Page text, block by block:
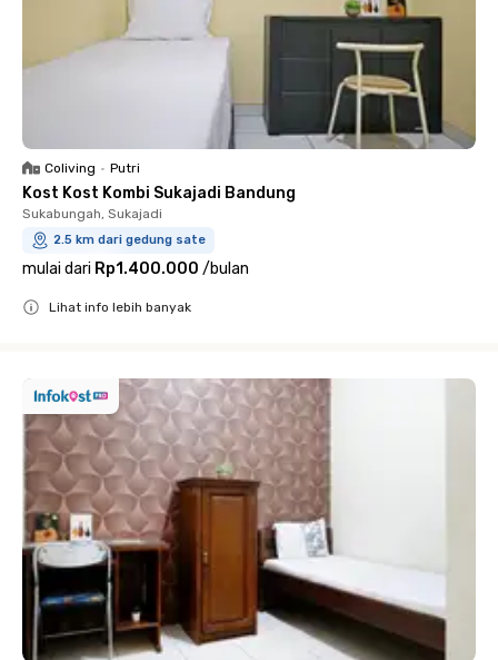
Coliving • Putri
Kost Kost Kombi Sukajadi Bandung
Sukabungah, Sukajadi
2.5 km dari gedung sate
mulai dari Rp1.400.000 /bulan
Lihat info lebih banyak